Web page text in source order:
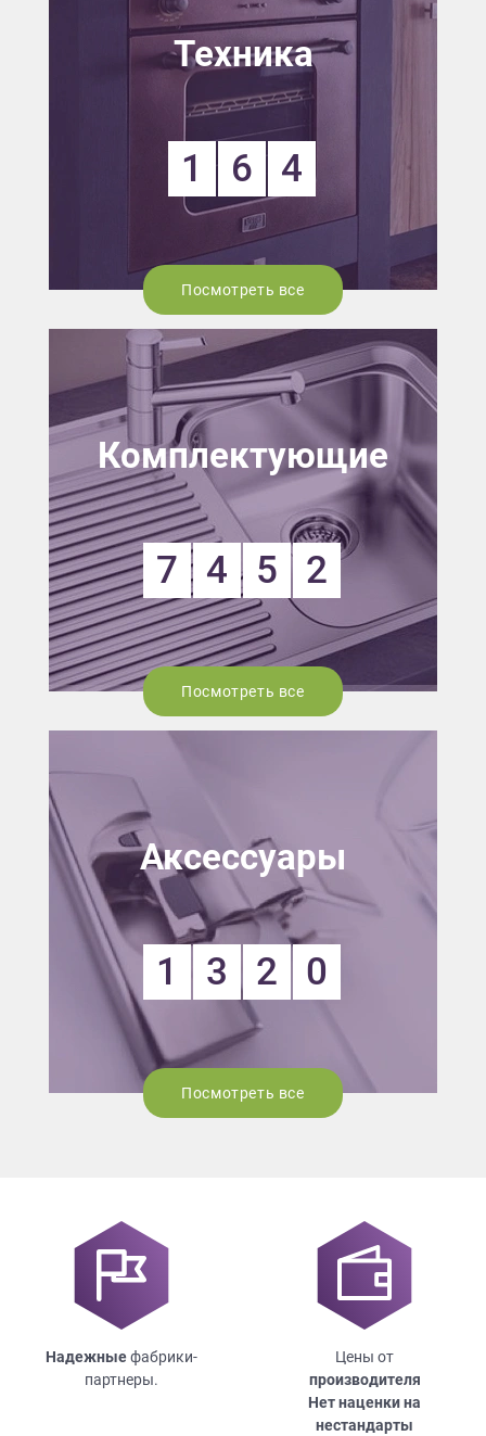
Техника
1 6 4
Посмотреть все
Комплектующие
7 4 5 2
Посмотреть все
Аксессуары
1 3 2 0
Посмотреть все
Надежныефабрики-
партнеры.
Цены от
производителя
Нет наценки на
нестандарты